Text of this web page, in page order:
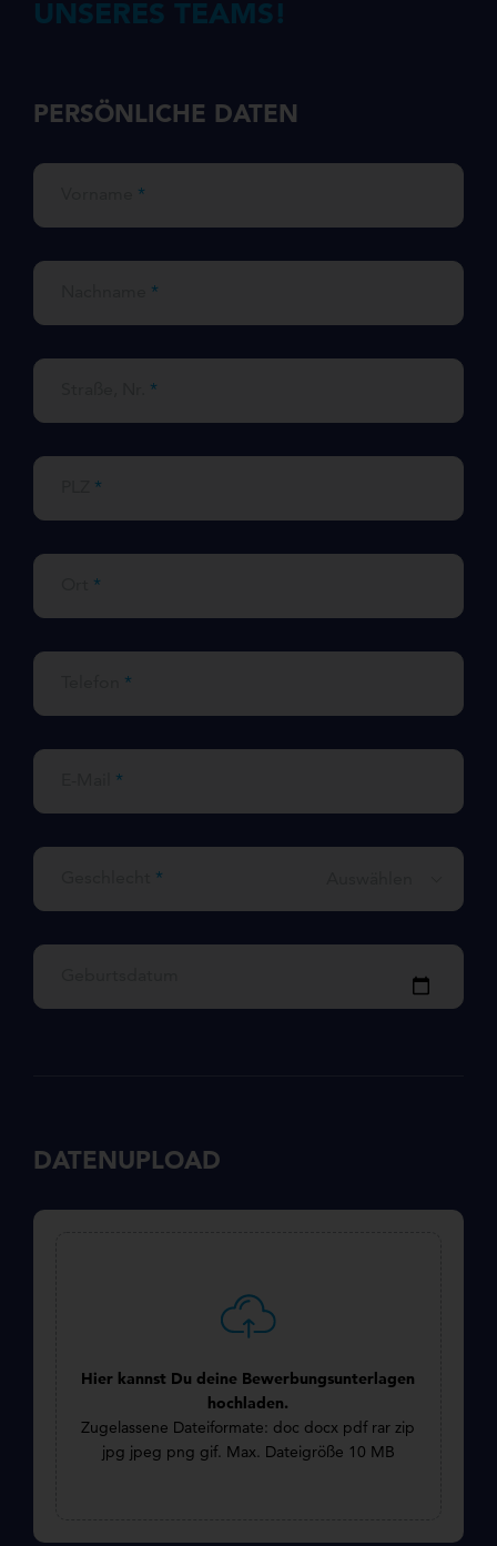
UNSERES TEAMS!
PERSÖNLICHE DATEN
*
*
*
*
*
*
*
*
DATENUPLOAD
Hier kannst Du deine Bewerbungsunterlagen
hochladen.
Zugelassene Dateiformate: doc docx pdf rar zip
jpg jpeg png gif. Max. Dateigröße 10 MB